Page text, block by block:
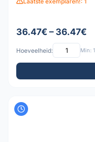
36.47€ – 36.47€
Hoeveelheid: Min: 1